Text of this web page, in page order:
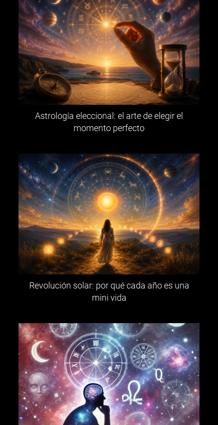
Astrología eleccional: el arte de elegir el
momento perfecto
Revolución solar: por qué cada año es una
mini vida